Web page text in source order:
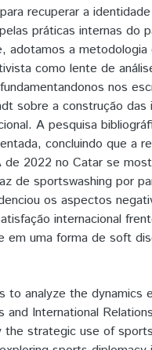
recuperar a
práticas internas do
adotamos a metodologia
como lente de
nos
sobre a construção das
A pesquisa
concluindo que a
de 2022 no Catar se
de sportswashing por
os aspectos
internacional
em uma forma de soft
to analyze the dynamics
and International
strategic use of